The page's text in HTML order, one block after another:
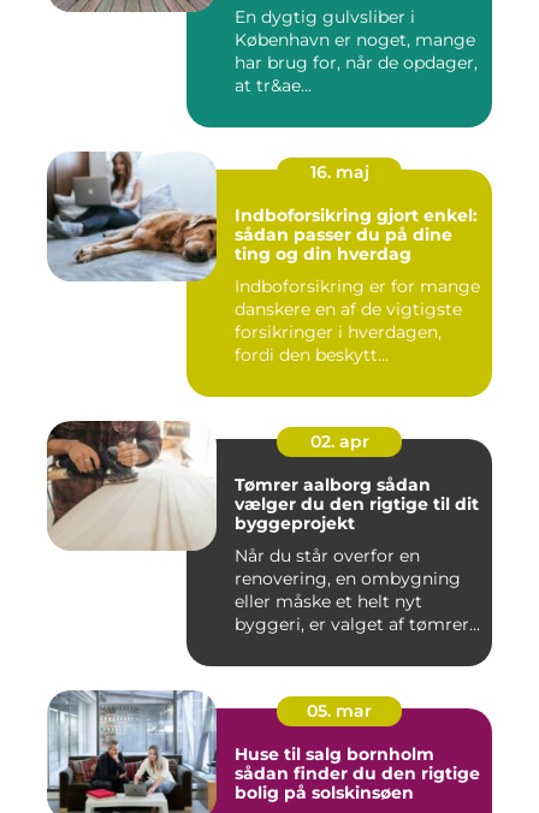
En dygtig gulvsliber i
København er noget, mange
har brug for, når de opdager,
at tr&ae...
16. maj
Indboforsikring gjort enkel:
sådan passer du på dine
ting og din hverdag
Indboforsikring er for mange
danskere en af de vigtigste
forsikringer i hverdagen,
fordi den beskytt...
02. apr
Tømrer aalborg sådan
vælger du den rigtige til dit
byggeprojekt
Når du står overfor en
renovering, en ombygning
eller måske et helt nyt
byggeri, er valget af tømrer...
05. mar
Huse til salg bornholm
sådan finder du den rigtige
bolig på solskinsøen